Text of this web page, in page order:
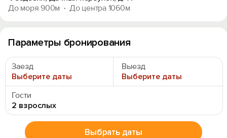
До моря 900м
До центра 1060м
Параметры бронирования
Заезд
Выберите даты
Выезд
Выберите даты
Гости
2 взрослых
Выбрать даты